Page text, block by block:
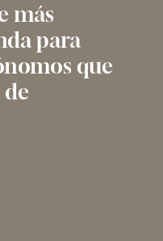
más
para
que
de